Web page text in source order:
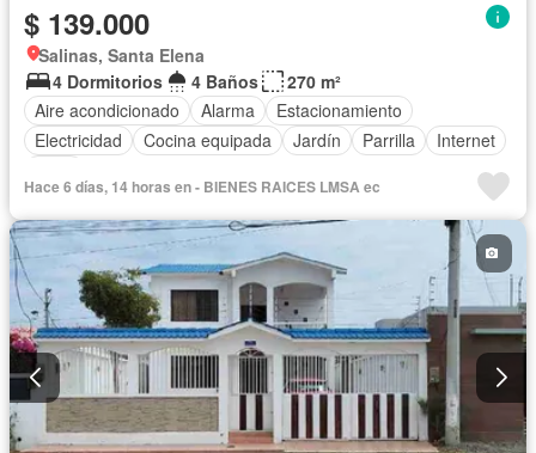
$ 139.000
Salinas, Santa Elena
4 Dormitorios
4 Baños
270 m²
Aire acondicionado
Alarma
Estacionamiento
Electricidad
Cocina equipada Jardín Parrilla
Internet
Hace 6 días, 14 horas en - BIENES RAICES LMSA ec